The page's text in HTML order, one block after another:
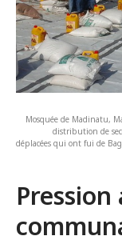
Mosquée de Madinatu,
distribution de
déplacées qui ont fui de